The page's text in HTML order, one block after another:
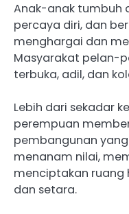
Anak-anak tumbuh
percaya diri, dan
menghargai dan
Masyarakat pelan-
terbuka, adil, dan
Lebih dari sekadar
perempuan
pembangunan
menanam nilai,
menciptakan ruang
dan setara.